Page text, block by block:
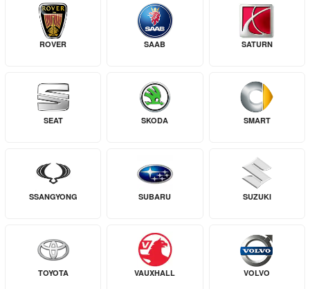
ROVER SAAB SATURN
SEAT SKODA SMART
SSANGYONG SUBARU SUZUKI
TOYOTA VAUXHALL VOLVO